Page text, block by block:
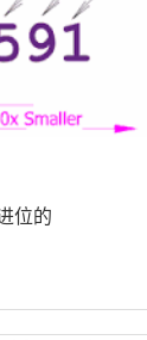
位的